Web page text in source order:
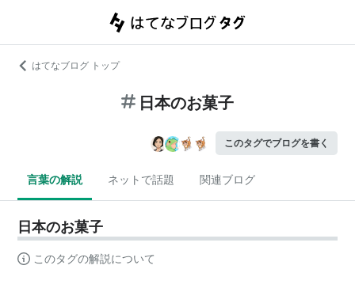
はてなブログ トップ
日本のお菓子
このタグでブログを書く
言葉の解説 ネットで話題 関連ブログ
日本のお菓子
このタグの解説について